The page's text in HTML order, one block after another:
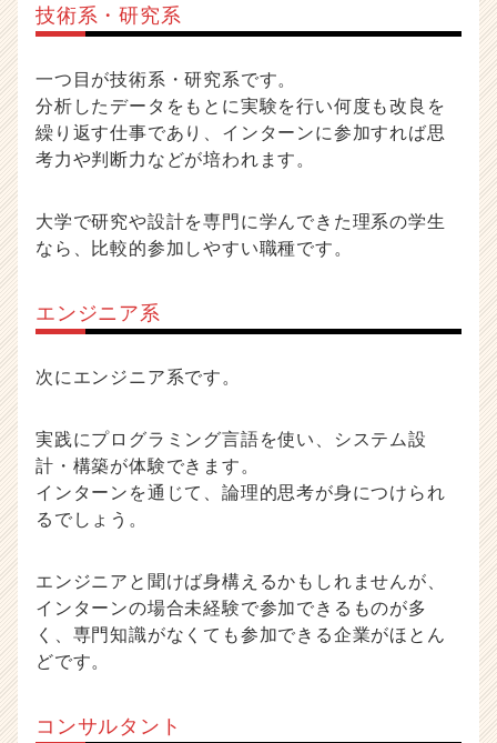
技術系・研究系
一つ目が技術系・研究系です。
分析したデータをもとに実験を行い何度も改良を
繰り返す仕事であり、インターンに参加すれば思
考力や判断力などが培われます。
大学で研究や設計を専門に学んできた理系の学生
なら、比較的参加しやすい職種です。
エンジニア系
次にエンジニア系です。
実践にプログラミング言語を使い、システム設
計・構築が体験できます。
インターンを通じて、論理的思考が身につけられ
るでしょう。
エンジニアと聞けば身構えるかもしれませんが、
インターンの場合未経験で参加できるものが多
く、専門知識がなくても参加できる企業がほとん
どです。
コンサルタント